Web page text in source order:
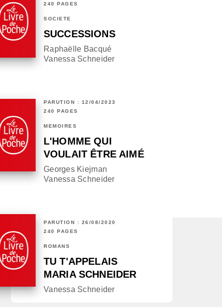
240 PAGES
SOCIÉTÉ
SUCCESSIONS
Raphaëlle Bacqué
Vanessa Schneider
PARUTION : 12/04/2023
240 PAGES
MÉMOIRES
L'HOMME QUI
VOULAIT ÊTRE AIMÉ
Georges Kiejman
Vanessa Schneider
PARUTION : 26/08/2020
240 PAGES
ROMANS
TU T'APPELAIS
MARIA SCHNEIDER
Vanessa Schneider